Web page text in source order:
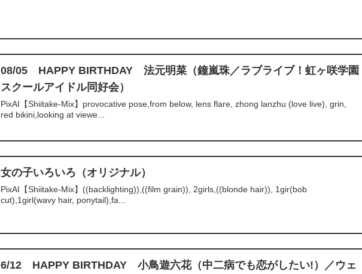
08/05 HAPPY BIRTHDAY 法元明菜（鐘嵐珠／ラブライブ！虹ヶ咲学園
スクールアイドル同好会）
PixAI【Shiitake-Mix】provocative pose,from below, lens flare, zhong lanzhu (love live), grin,
red bikini,looking at viewe...
女の子いろいろ（オリジナル）
PixAI【Shiitake-Mix】((backlighting)),((film grain)), 2girls,((blonde hair)), 1gir(bob
cut),1girl(wavy hair, ponytail),fa...
6/12 HAPPY BIRTHDAY 小鳥遊六花（中二病でも恋がしたい!）／ウェ